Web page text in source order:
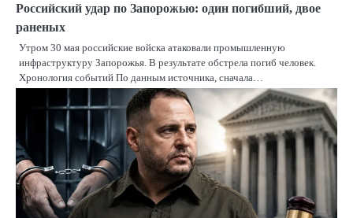
Российский удар по Запорожью: один погибший, двое
раненых
Утром 30 мая российские войска атаковали промышленную
инфраструктуру Запорожья. В результате обстрела погиб человек.
Хронология событий По данным источника, сначала…